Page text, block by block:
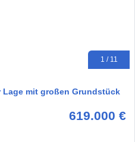
1 / 11
mit großen Grundstück
619.000 €